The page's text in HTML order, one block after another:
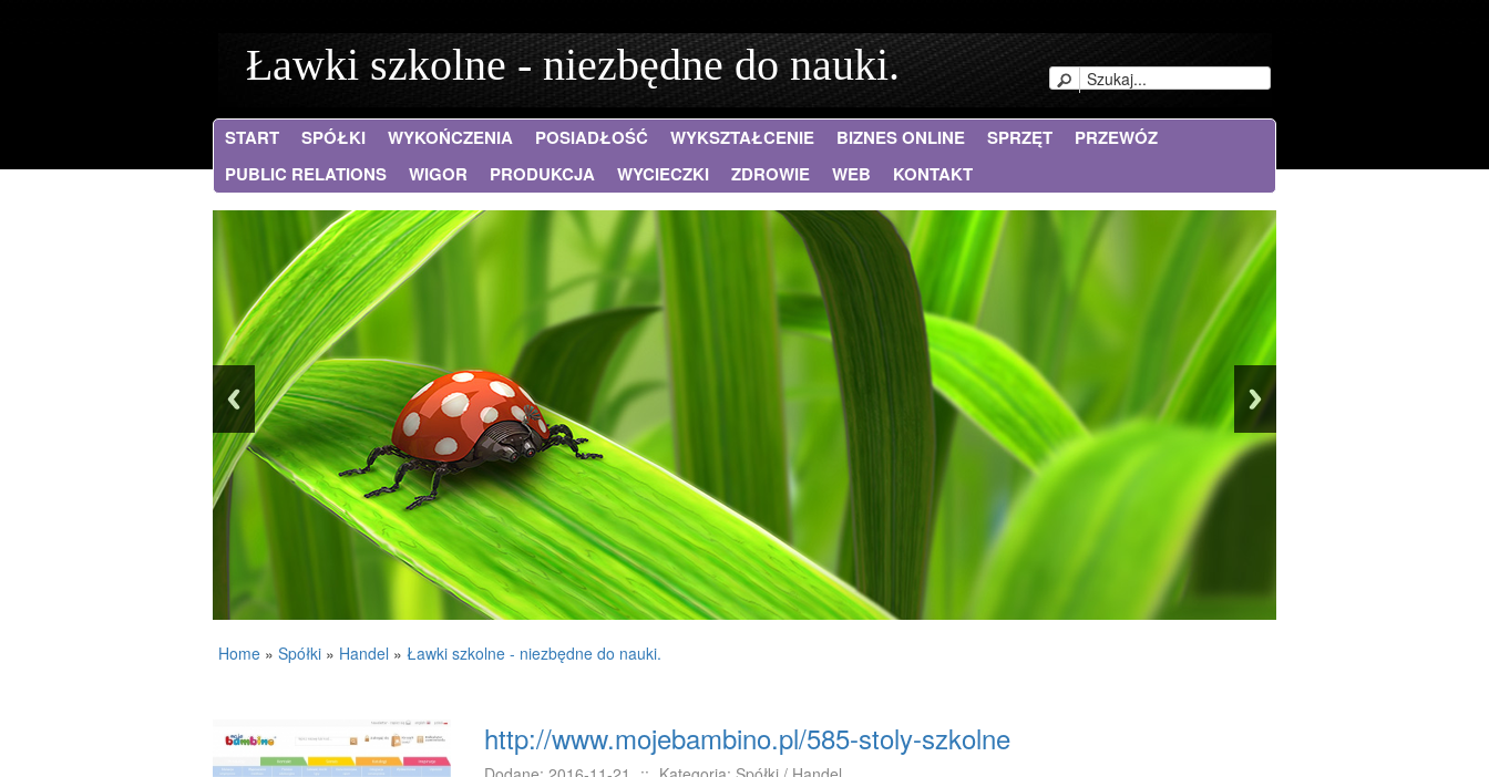
Ławki szkolne - niezbędne do nauki.
START SPÓŁKI WYKOŃCZENIA POSIADŁOŚĆ WYKSZTAŁCENIE BIZNES ONLINE SPRZĘT
PRZEWÓZ
PUBLIC RELATIONS
WIGOR PRODUKCJA WYCIECZKI ZDROWIE WEB KONTAKT
Home » Spółki » Handel » Ławki szkolne - niezbędne do nauki.
http://www.mojebambino.pl/585-stoly-szkolne